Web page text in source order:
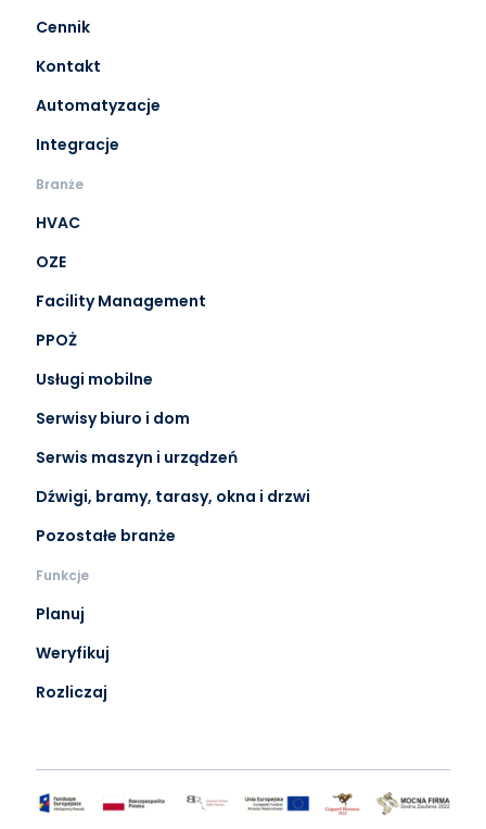
Cennik
Kontakt
Automatyzacje
Integracje
Branże
HVAC
OZE
Facility Management
PPOŻ
Usługi mobilne
Serwisy biuro i dom
Serwis maszyn i urządzeń
Dźwigi, bramy, tarasy, okna i drzwi
Pozostałe branże
Funkcje
Planuj
Weryfikuj
Rozliczaj